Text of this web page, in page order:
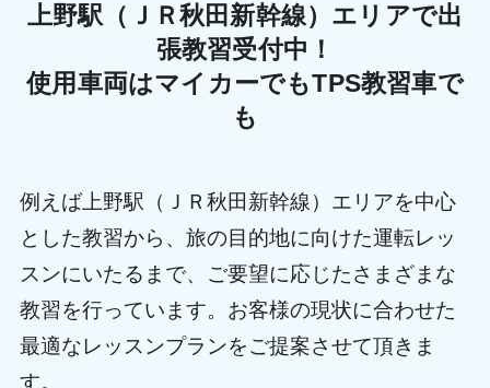
上野駅（ＪＲ秋田新幹線）エリアで出
張教習受付中！
使用車両はマイカーでもTPS教習車で
も
例えば上野駅（ＪＲ秋田新幹線）エリアを中心
とした教習から、旅の目的地に向けた運転レッ
スンにいたるまで、ご要望に応じたさまざまな
教習を行っています。お客様の現状に合わせた
最適なレッスンプランをご提案させて頂きま
す。